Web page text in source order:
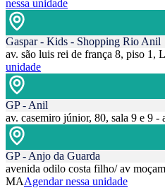
nessa unidade
Gaspar - Kids - Shopping Rio Anil
av. são luis rei de frança 8, piso 1,
unidade
GP - Anil
av. casemiro júnior, 80, sala 9 e 9 -
GP - Anjo da Guarda
avenida odilo costa filho/ av
MAAgendar nessa unidade